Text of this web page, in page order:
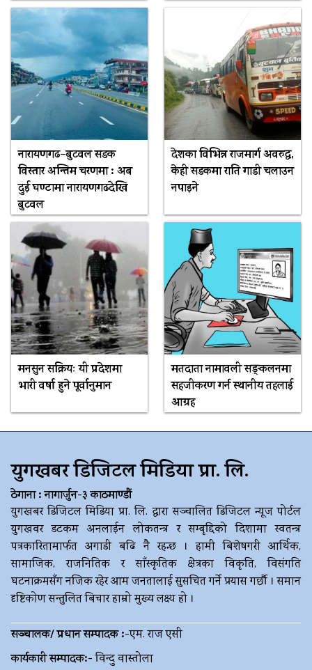
नारायणगढ–बुटवल सडक
विस्तार अन्तिम चरणमा : अब
दुई घण्टामा नारायणगढदेखि
बुटवल
देशका विभिन्न राजमार्ग अवरुद्ध,
केही सडकमा राति गाडी चलाउन
नपाइने
मनसुन सक्रियः यी प्रदेशमा
भारी वर्षा हुने पूर्वानुमान
मतदाता नामावली सङ्कलनमा
सहजीकरण गर्न स्थानीय तहलाई
आग्रह
युगखबर डिजिटल मिडिया प्रा. लि.
ठेगाना : नागार्जुन-३ काठमाण्डौं
युगखबर डिजिटल मिडिया प्रा. लि. द्धारा सञ्चालित डिजिटल न्यूज पोर्टल
युगखवर डटकम अनलाईन लोकतन्त्र र सम्बृद्दिको दिशामा स्वतन्त्र
पत्रकारितामार्फत अगाडी बढि नै रहन्छ । हामी बिशेषगरी आर्थिक,
सामाजिक, राजनितिक र साँस्कृतिक क्षेत्रका विकृति, विसंगति
घटनाक्रमसँग नजिक रहेर आम जनतालाई सुसचित गर्ने प्रयास गर्छौ । समान
दृष्टिकोण सन्तुलित बिचार हाम्रो मुख्य लक्ष्य हो ।
सञ्चालक/ प्रधान सम्पादक :-एम. राज एसी
कार्यकारी सम्पादक:-विन्दु वास्तोला